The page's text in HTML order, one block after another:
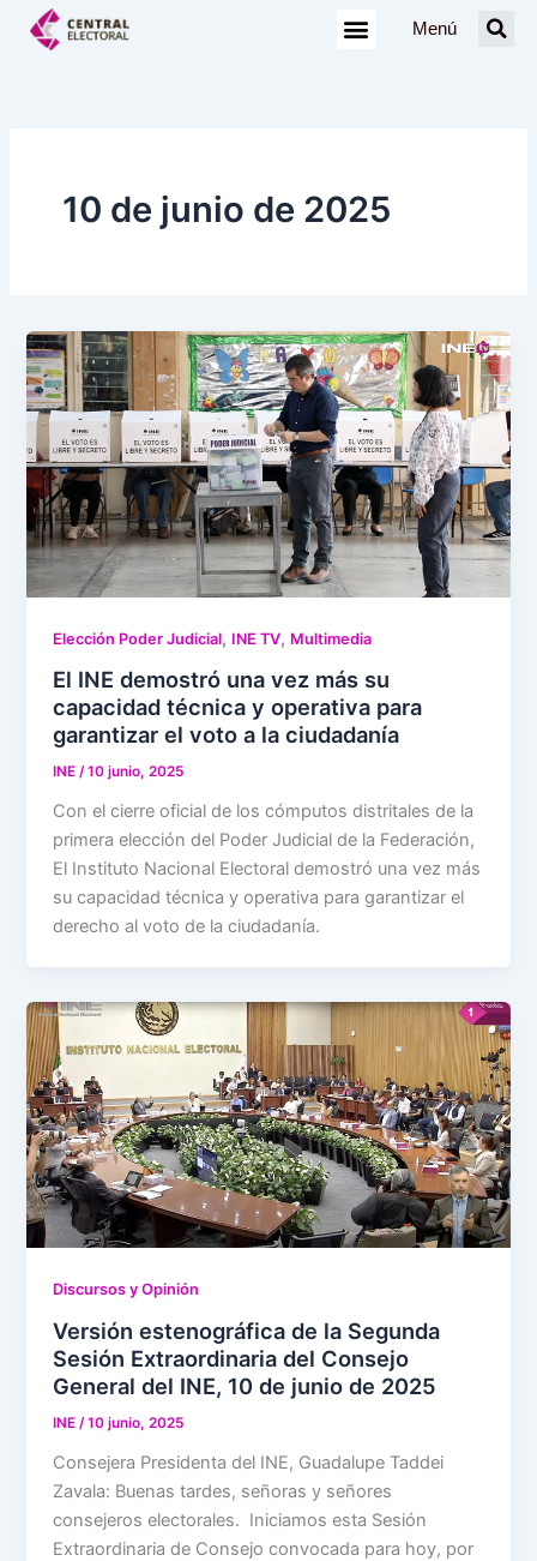
Menú
10 de junio de 2025
Elección Poder Judicial, INE TV, Multimedia
El INE demostró una vez más su
capacidad técnica y operativa para
garantizar el voto a la ciudadanía
INE/10 junio, 2025
Con el cierre oficial de los cómputos distritales de la
primera elección del Poder Judicial de la Federación,
El Instituto Nacional Electoral demostró una vez más
su capacidad técnica y operativa para garantizar el
derecho al voto de la ciudadanía.
Discursos y Opinión
Versión estenográfica de la Segunda
Sesión Extraordinaria del Consejo
General del INE, 10 de junio de 2025
INE /10 junio, 2025
Consejera Presidenta del INE, Guadalupe Taddei
Zavala: Buenas tardes, señoras y señores
consejeros electorales. Iniciamos esta Sesión
Extraordinaria de Consejo convocada para hoy, por